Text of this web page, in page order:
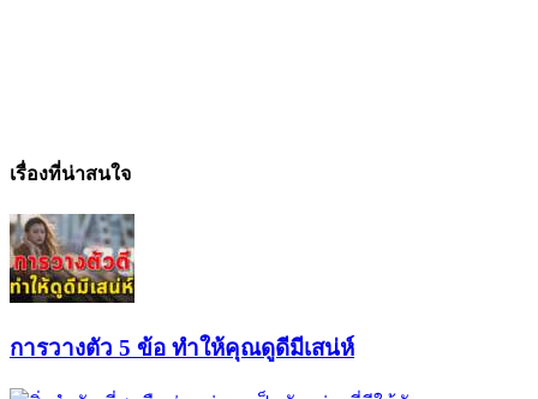
เรื่องที่น่าสนใจ
การวางตัว 5 ข้อ ทำให้คุณดูดีมีเสน่ห์